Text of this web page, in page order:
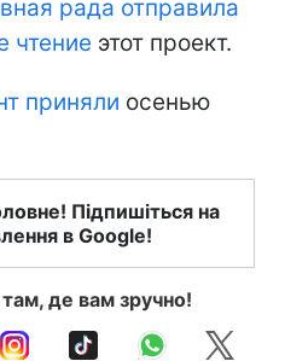
рада отправила
чтение этот проект.
приняли осенью
Підпишіться на
в Google!
де вам зручно!